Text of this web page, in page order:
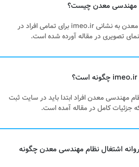
✔️ سامانه نظام مهندسی معدن به نشانی imeo.ir برای تمامی افراد در
تصویری در مقاله آورده شده است.
مهندسی معدن افراد ابتدا باید در سایت ثبت
جزئیات کامل در مقاله آمده است.
اشتغال نظام مهندسی معدن چگونه